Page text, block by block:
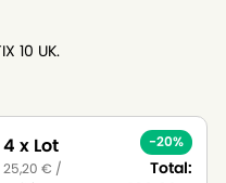
10 UK.
4 x Lot
25,20 € /
-20%
Total: